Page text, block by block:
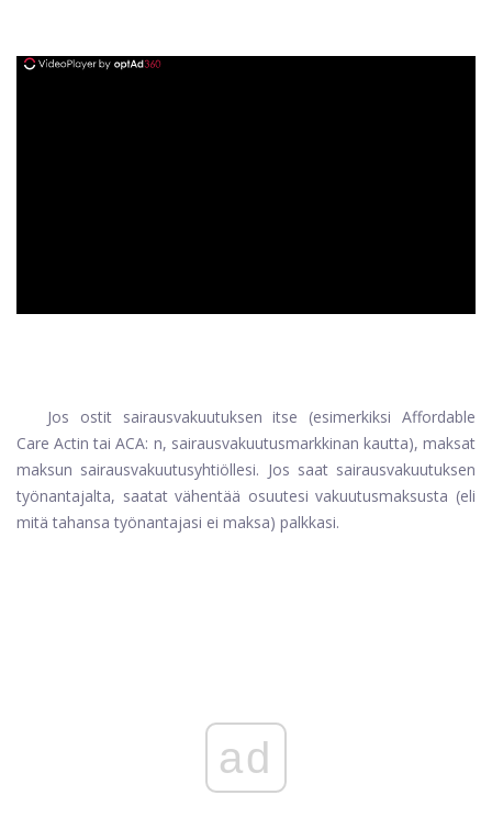
Jos ostit sairausvakuutuksen itse (esimerkiksi Affordable
Care Actin tai ACA: n, sairausvakuutusmarkkinan kautta), maksat
maksun sairausvakuutusyhtiöllesi. Jos saat sairausvakuutuksen
työnantajalta, saatat vähentää osuutesi vakuutusmaksusta (eli
mitä tahansa työnantajasi ei maksa) palkkasi.
ad